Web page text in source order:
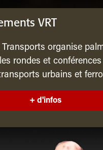
VRT
organise
rondes et
urbains et
+ d'infos